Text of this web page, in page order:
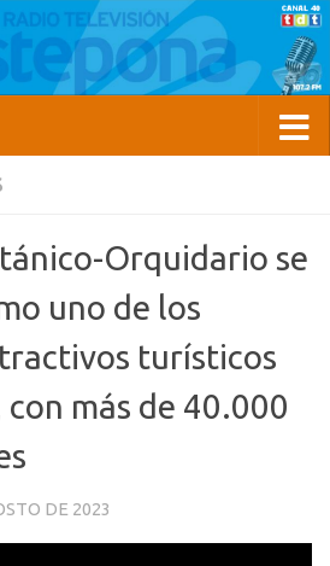
Orquidario se
uno de los
turísticos
más de 40.000
DE 2023